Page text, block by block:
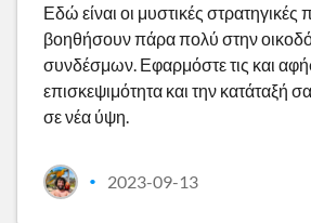
Εδώ είναι οι μυστικές
βοηθήσουν πάρα πολύ στην
συνδέσμων. Εφαρμόστε τις και
επισκεψιμότητα και την κατάταξή
σε νέα ύψη.
• 2023-09-13